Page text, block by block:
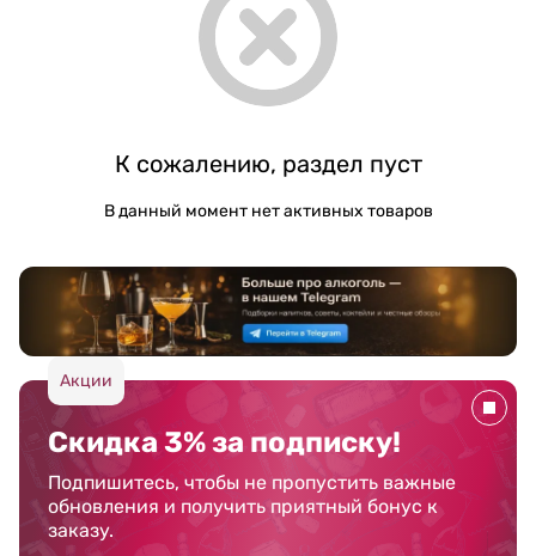
К сожалению, раздел пуст
В данный момент нет активных товаров
Акции
Скидка 3% за подписку!
Подпишитесь, чтобы не пропустить важные
обновления и получить приятный бонус к
заказу.